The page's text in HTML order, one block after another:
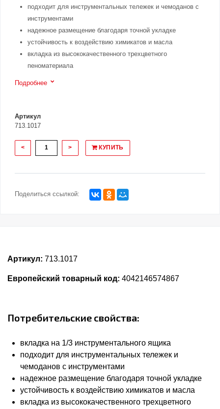
подходит для инструментальных тележек и чемоданов с
инструментами
надежное размещение благодаря точной укладке
устойчивость к воздействию химикатов и масла
вкладка из высококачественного трехцветного
пеноматериала
Подробнее
Артикул
713.1017
< > КУПИТЬ
Поделиться ссылкой:
Артикул: 713.1017
Европейский товарный код: 4042146574867
Потребительские свойства:
вкладка на 1/3 инструментального ящика
подходит для инструментальных тележек и
чемоданов с инструментами
надежное размещение благодаря точной укладке
устойчивость к воздействию химикатов и масла
вкладка из высококачественного трехцветного